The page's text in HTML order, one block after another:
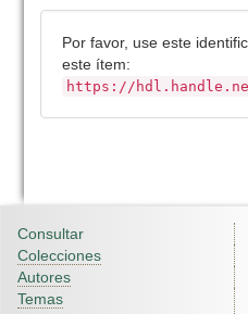
Por favor, use este
este ítem:
https://
Consultar
Colecciones
Autores
Temas